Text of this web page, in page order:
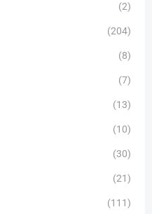
(2)
(204)
(8)
(7)
(13)
(10)
(30)
(21)
(111)